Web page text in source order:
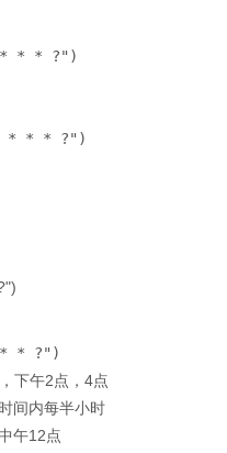
* * * ?")
* * * ?")
2 * * ?")
下午2点，4点
间内每半小时
午12点